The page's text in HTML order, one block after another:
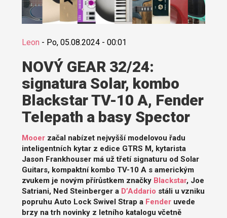
Leon - Po, 05.08.2024 - 00:01
NOVÝ GEAR 32/24:
signatura Solar, kombo
Blackstar TV-10 A, Fender
Telepath a basy Spector
Mooerzačal nabízet nejvyšší modelovou řadu
inteligentních kytar z edice GTRS M, kytarista
Jason Frankhouser má už třetí signaturu od Solar
Guitars, kompaktní kombo TV-10 A s americkým
zvukem je novým přírůstkem značky Blackstar, Joe
Satriani, Ned Steinberger a D’Addario stáli u vzniku
popruhu Auto Lock Swivel Strap a Fenderuvede
brzy na trh novinky z letního katalogu včetně